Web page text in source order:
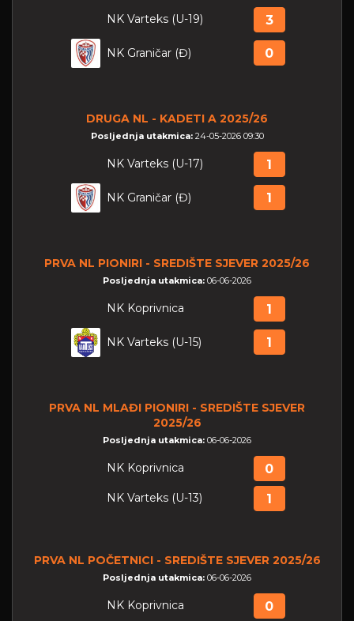
NK Varteks (U-19) 3
NK Graničar (Đ) 0
DRUGA NL - KADETI A 2025/26
Posljednja utakmica: 24-05-2026 09:30
NK Varteks (U-17) 1
NK Graničar (Đ) 1
PRVA NL PIONIRI - SREDIŠTE SJEVER 2025/26
Posljednja utakmica: 06-06-2026
NK Koprivnica 1
NK Varteks (U-15) 1
PRVA NL MLAĐI PIONIRI - SREDIŠTE SJEVER
2025/26
Posljednja utakmica: 06-06-2026
NK Koprivnica 0
NK Varteks (U-13) 1
PRVA NL POČETNICI - SREDIŠTE SJEVER 2025/26
Posljednja utakmica: 06-06-2026
NK Koprivnica 0